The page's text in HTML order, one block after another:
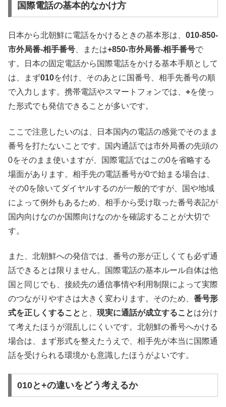
国際電話の基本的なかけ方
日本から北朝鮮に電話をかけるときの基本形は、 010-850-
市外局番-相手番号 、または+850-市外局番-相手番号で
す。日本の固定電話から国際電話をかける基本手順として
は、まず010を付け、そのあとに国番号、相手先番号の順
で入力します。携帯電話やスマートフォンでは、 +を使っ
た形式でも発信できることが多いです。
ここで注意したいのは、日本国内の電話の感覚でそのまま
番号を打たないことです。国内通話では市外局番の先頭の
0をそのまま使いますが、国際電話ではこの0を省略する
場面があります。相手先の電話番号が0で始まる場合は、
その0を除いてダイヤルするのが一般的ですが、国や地域
によって例外もあるため、相手から受け取った番号表記が
国内向けなのか国際向けなのかを確認することが大切で
す。
また、北朝鮮への発信では、番号の形が正しくても必ず通
話できるとは限りません。国際電話の基本ルール自体は他
国と同じでも、接続先の通信事情や利用制限によって実際
のつながりやすさは大きく変わります。そのため、 番号形
式を正しくすること と、 現実に通話が成立することは分け
て考えたほうが混乱しにくいです。北朝鮮の番号へかける
場合は、まず形式を整えたうえで、相手先が本当に国際通
話を受けられる環境かも意識したほうがよいです。
010と+の違いをどう考えるか